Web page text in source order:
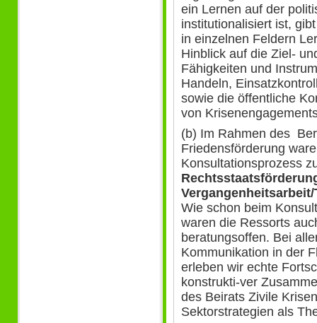
ein Lernen auf der
institutionalisiert ist,
in einzelnen Feldern
Hinblick auf die Ziel-
Fähigkeiten und
Handeln,
sowie die öffentliche
von
(b) Im Rahmen des
Friedensförderung
Konsultationsprozess
Wie schon beim
waren die Ressorts
beratungsoffen. Bei
Kommunikation in der
erleben wir echte
konstrukti-ver
des Beirats Zivile
Sektorstrategien als